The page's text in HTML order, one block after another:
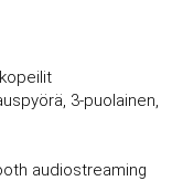
3-puolainen,
audiostreaming